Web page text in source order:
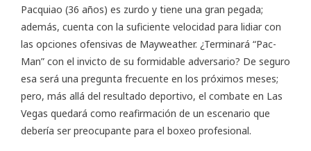
Pacquiao (36 años) es zurdo y tiene una gran pegada;
además, cuenta con la suficiente velocidad para lidiar con
las opciones ofensivas de Mayweather. ¿Terminará “Pac-
Man” con el invicto de su formidable adversario? De seguro
esa será una pregunta frecuente en los próximos meses;
pero, más allá del resultado deportivo, el combate en Las
Vegas quedará como reafirmación de un escenario que
debería ser preocupante para el boxeo profesional.